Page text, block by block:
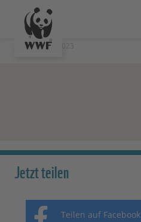
Stand: 06.09.2023
Jetzt teilen
Teilen auf Facebook